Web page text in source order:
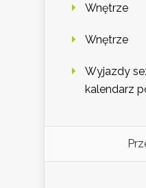
Wnętrze
Wnętrze
Wyjazdy
kalendarz